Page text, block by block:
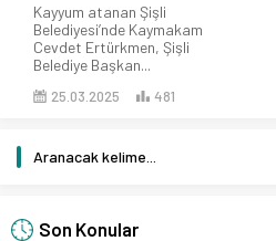
Kayyum atanan Şişli
Belediyesi’nde Kaymakam
Cevdet Ertürkmen, Şişli
Belediye Başkan...
25.03.2025 481
Son Konular